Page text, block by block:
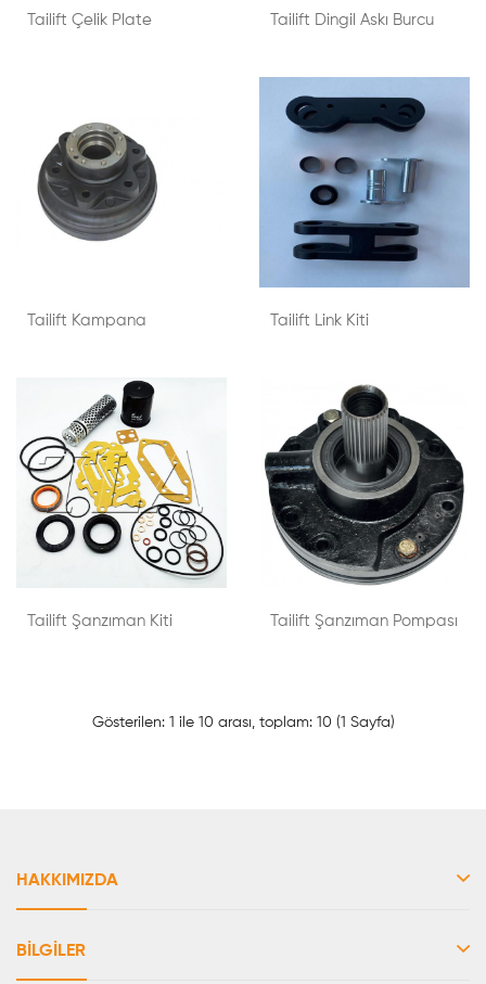
Tailift Çelik Plate Tailift Dingil Askı Burcu
Tailift Kampana Tailift Link Kiti
Tailift Şanzıman Kiti Tailift Şanzıman Pompası
Gösterilen: 1 ile 10 arası, toplam: 10 (1 Sayfa)
HAKKIMIZDA
BILGILER